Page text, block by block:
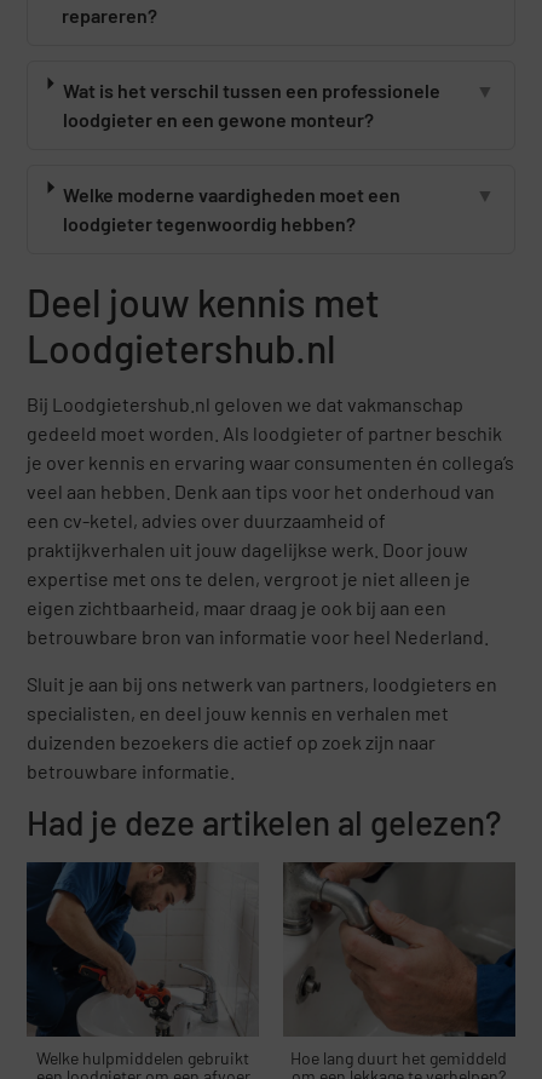
repareren?
Wat is het verschil tussen een professionele
loodgieter en een gewone monteur?
▼
Welke moderne vaardigheden moet een
loodgieter tegenwoordig hebben?
▼
Deel jouw kennis met
Loodgietershub.nl
Bij Loodgietershub.nl geloven we dat vakmanschap
gedeeld moet worden. Als loodgieter of partner beschik
je over kennis en ervaring waar consumenten én collega’s
veel aan hebben. Denk aan tips voor het onderhoud van
een cv-ketel, advies over duurzaamheid of
praktijkverhalen uit jouw dagelijkse werk. Door jouw
expertise met ons te delen, vergroot je niet alleen je
eigen zichtbaarheid, maar draag je ook bij aan een
betrouwbare bron van informatie voor heel Nederland.
Sluit je aan bij ons netwerk van partners, loodgieters en
specialisten, en deel jouw kennis en verhalen met
duizenden bezoekers die actief op zoek zijn naar
betrouwbare informatie.
Had je deze artikelen al gelezen?
Welke hulpmiddelen gebruikt
Hoe lang duurt het gemiddeld